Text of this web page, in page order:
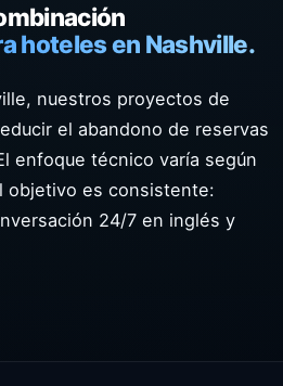
hoteles en Nashville.
nuestros proyectos de
el abandono de reservas
enfoque técnico varía según
objetivo es consistente:
24/7 en inglés y